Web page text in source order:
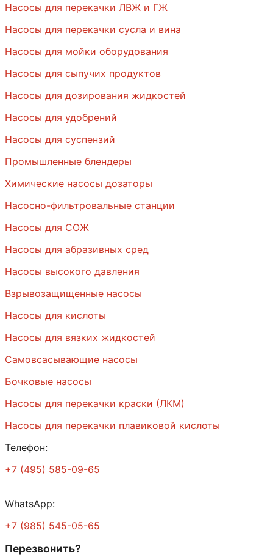
Насосы для перекачки ЛВЖ и ГЖ
Насосы для перекачки сусла и вина
Насосы для мойки оборудования
Насосы для сыпучих продуктов
Насосы для дозирования жидкостей
Насосы для удобрений
Насосы для суспензий
Промышленные блендеры
Химические насосы дозаторы
Насосно-фильтровальные станции
Насосы для СОЖ
Насосы для абразивных сред
Насосы высокого давления
Взрывозащищенные насосы
Насосы для кислоты
Насосы для вязких жидкостей
Самовсасывающие насосы
Бочковые насосы
Насосы для перекачки краски (ЛКМ)
Насосы для перекачки плавиковой кислоты
Телефон:
+7 (495) 585-09-65
WhatsApp:
+7 (985) 545-05-65
Перезвонить?